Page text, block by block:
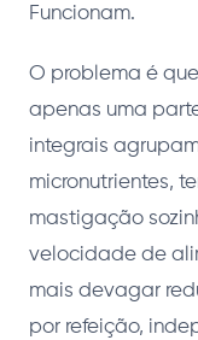
Funcionam.
O problema é
apenas uma
integrais
micronutrientes,
mastigação
velocidade de
mais devagar
por refeição,